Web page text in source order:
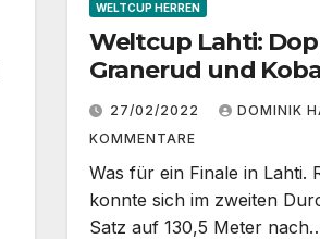
WELTCUP HERREN
Weltcup Lahti:
Granerud und
27/02/2022 DOMINIK
KOMMENTARE
Was für ein Finale in Lahti.
konnte sich im zweiten
Satz auf 130,5 Meter